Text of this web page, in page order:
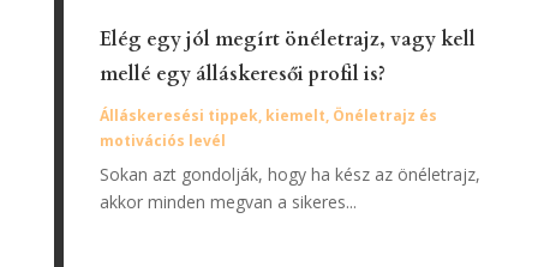
Elég egy jól megírt önéletrajz, vagy kell
mellé egy álláskeresői profil is?
Álláskeresési tippek, kiemelt, Önéletrajz és
motivációs levél
Sokan azt gondolják, hogy ha kész az önéletrajz,
akkor minden megvan a sikeres...